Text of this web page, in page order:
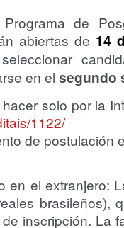
de
abiertas de 14
en el segundo
solo por la
1122/
de postulación
en el extranjero:
brasileños),
inscripción. La